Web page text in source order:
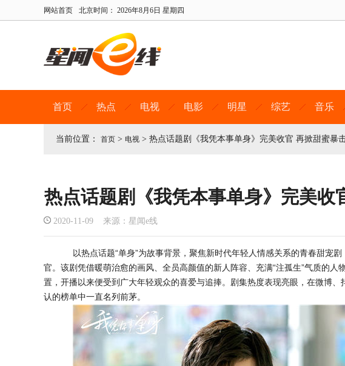
网站首页 北京时间： 2026年8月6日 星期四
首页 热点 电视 电影 明星 综艺 音乐
当前位置： 首页 > 电视 > 热点话题剧《我凭本事单身》完美收官 再掀甜蜜暴
热点话题剧《我凭本事单身》完美收
2020-11-09 来源：星闻e线
以热点话题“单身”为故事背景，聚焦新时代年轻人情感关系的青春甜宠
官。该剧凭借暖萌治愈的画风、全员高颜值的新人阵容、充满“注孤生”气质的人
置，开播以来便受到广大年轻观众的喜爱与追捧。剧集热度表现亮眼，在微博
认的榜单中一直名列前茅。